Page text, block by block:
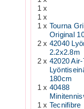
1 x
1 x
1 x Tourna
Original
2 x 42040
2.2x2.8m
2 x 42020 Air-
180cm
1 x 40488
1 x Tecnifibre